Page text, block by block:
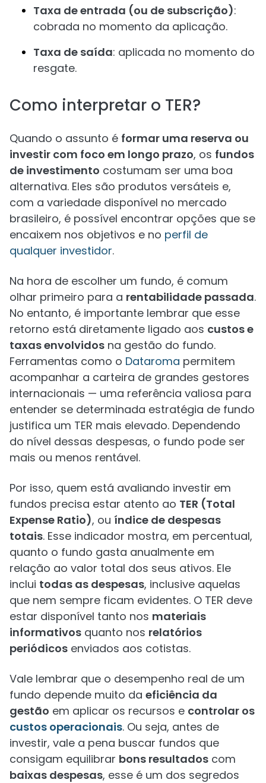
Taxa de entrada (ou de subscrição):
cobrada no momento da aplicação.
Taxa de saída: aplicada no momento do
resgate.
Como interpretar o TER?
Quando o assunto é formar uma reserva ou
investir com foco em longo prazo, os fundos
de investimento costumam ser uma boa
alternativa. Eles são produtos versáteis e,
com a variedade disponível no mercado
brasileiro, é possível encontrar opções que se
encaixem nos objetivos e no perfil de
qualquer investidor.
Na hora de escolher um fundo, é comum
olhar primeiro para a rentabilidade passada.
No entanto, é importante lembrar que esse
retorno está diretamente ligado aos custos e
taxas envolvidos na gestão do fundo.
Ferramentas como o Dataroma permitem
acompanhar a carteira de grandes gestores
internacionais — uma referência valiosa para
entender se determinada estratégia de fundo
justifica um TER mais elevado. Dependendo
do nível dessas despesas, o fundo pode ser
mais ou menos rentável.
Por isso, quem está avaliando investir em
fundos precisa estar atento ao TER (Total
Expense Ratio), ou índice de despesas
totais. Esse indicador mostra, em percentual,
quanto o fundo gasta anualmente em
relação ao valor total dos seus ativos. Ele
inclui todas as despesas, inclusive aquelas
que nem sempre ficam evidentes. O TER deve
estar disponível tanto nos materiais
informativos quanto nos relatórios
periódicos enviados aos cotistas.
Vale lembrar que o desempenho real de um
fundo depende muito da eficiência da
gestão em aplicar os recursos e controlar os
custos operacionais. Ou seja, antes de
investir, vale a pena buscar fundos que
consigam equilibrar bons resultados com
baixas despesas, esse é um dos segredos